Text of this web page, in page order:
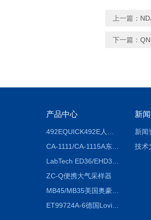
上一篇：
下一篇：
产品中心
CA-1111/CA-1115A东京理化EYELA CA-1111/CA-1115A冷却水循环装置
ZC-Q便携大气采样器
MB45/MB35美国奥豪斯OHAUS MB45/MB35卤素红外水分测定仪
ET99724A-6德国Lovibond ET99724A-6微电脑BOD测定仪
新
新闻
技术